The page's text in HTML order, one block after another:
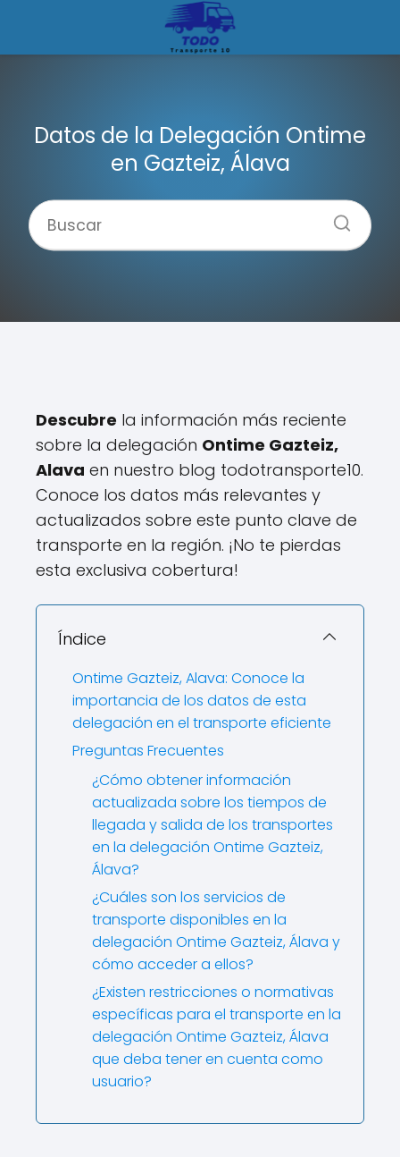
Datos de la Delegación Ontime
en Gazteiz, Álava
Descubre la información más reciente
sobre la delegación Ontime Gazteiz,
Alava en nuestro blog todotransporte10.
Conoce los datos más relevantes y
actualizados sobre este punto clave de
transporte en la región. ¡No te pierdas
esta exclusiva cobertura!
Índice
Ontime Gazteiz, Alava: Conoce la
importancia de los datos de esta
delegación en el transporte eficiente
Preguntas Frecuentes
¿Cómo obtener información
actualizada sobre los tiempos de
llegada y salida de los transportes
en la delegación Ontime Gazteiz,
Álava?
¿Cuáles son los servicios de
transporte disponibles en la
delegación Ontime Gazteiz, Álava y
cómo acceder a ellos?
¿Existen restricciones o normativas
específicas para el transporte en la
delegación Ontime Gazteiz, Álava
que deba tener en cuenta como
usuario?